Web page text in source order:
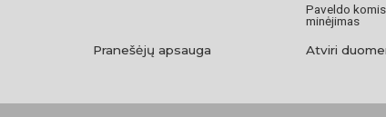
Paveldo
minėjimas
Pranešėjų apsauga Atviri